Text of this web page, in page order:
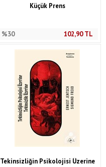
Küçük Prens
%30 102,90TL
Tekinsizliğin Psikolojisi Üzerine